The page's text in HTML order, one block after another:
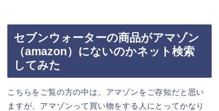
セブンウォーターの商品がアマゾン
（amazon）にないのかネット検索
してみた
こちらをご覧の方の中は、アマゾンをご存知だと思い
ますが、アマゾンって買い物をする人にとってかなり